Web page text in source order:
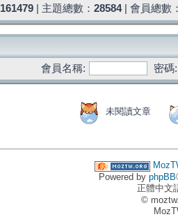
161479 | 主題總數： 28584| 會員總數
會員名稱:
密碼:
未閱讀文章
Powered by phpBB
正體中文
©